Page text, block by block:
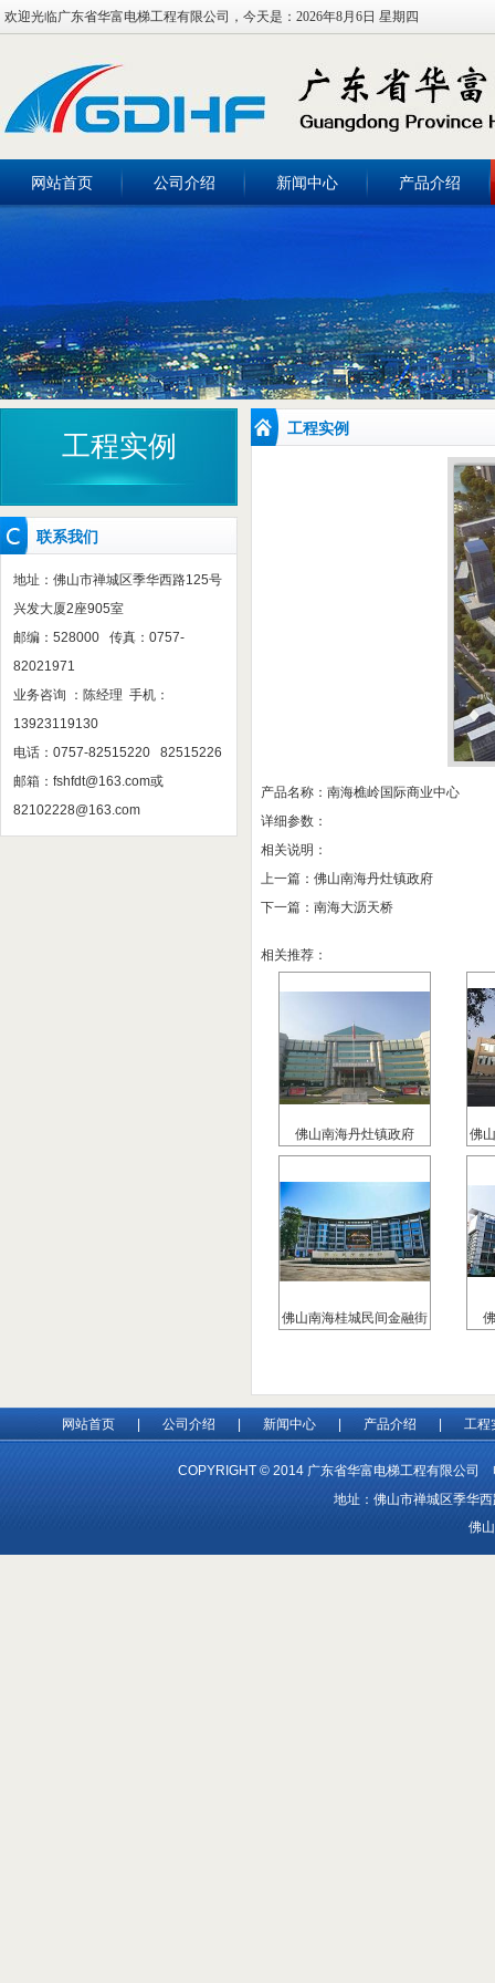
欢迎光临广东省华富电梯工程有限公司，今天是： 2026年8月6日 星期四
网站首页 公司介绍 新闻中心 产品介绍
工程实例
联系我们
地址：佛山市禅城区季华西路125号
兴发大厦2座905室
邮编：528000 传真：0757-
82021971
业务咨询 ：陈经理 手机：
13923119130
电话：0757-82515220 82515226
邮箱： fshfdt@163.com或
82102228@163.com
工程实例
产品名称：南海樵岭国际商业中心
详细参数：
相关说明：
上一篇： 佛山南海丹灶镇政府
下一篇： 南海大沥天桥
相关推荐：
佛山南海丹灶镇政府 佛
佛山南海桂城民间金融街
网站首页 公司介绍 新闻中心 产品介绍 工程
COPYRIGHT © 2014 广东省华富电梯工程有限公
地址：佛山市禅城区季华
佛